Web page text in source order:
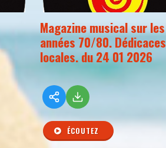
Magazine musical sur les
années 70/80. Dédicaces
locales. du 24 01 2026
ÉCOUTEZ